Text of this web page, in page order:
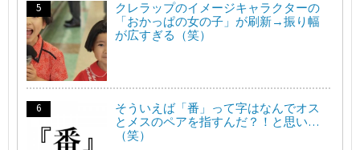
クレラップのイメージキャラクターの
「おかっぱの女の子」が刷新→振り幅
が広すぎる（笑）
そういえば「番」って字はなんでオス
とメスのペアを指すんだ？！と思い…
（笑）